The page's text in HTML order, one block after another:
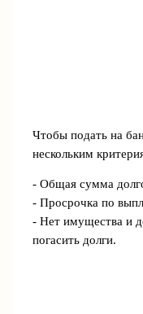
Чтобы подать на
нескольким
- Общая сумма
- Просрочка по
- Нет имущества и
погасить долги.